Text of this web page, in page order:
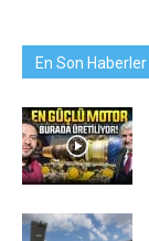
En Son Haberler